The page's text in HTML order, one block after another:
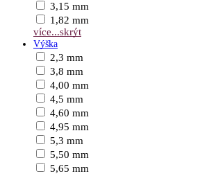
3,15 mm
1,82 mm
více...skrýt
Výška
2,3 mm
3,8 mm
4,00 mm
4,5 mm
4,60 mm
4,95 mm
5,3 mm
5,50 mm
5,65 mm